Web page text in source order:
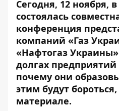
Сегодня, 12 ноября,
состоялась
конференция
компаний «Газ
«Нафтогаз
долгах
почему они
этим будут
материале.